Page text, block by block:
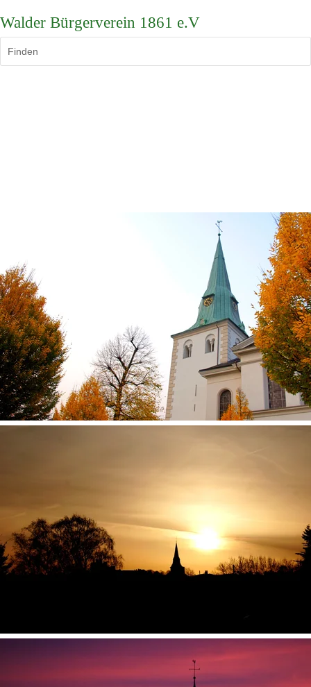
Walder Bürgerverein 1861 e.V
Finden